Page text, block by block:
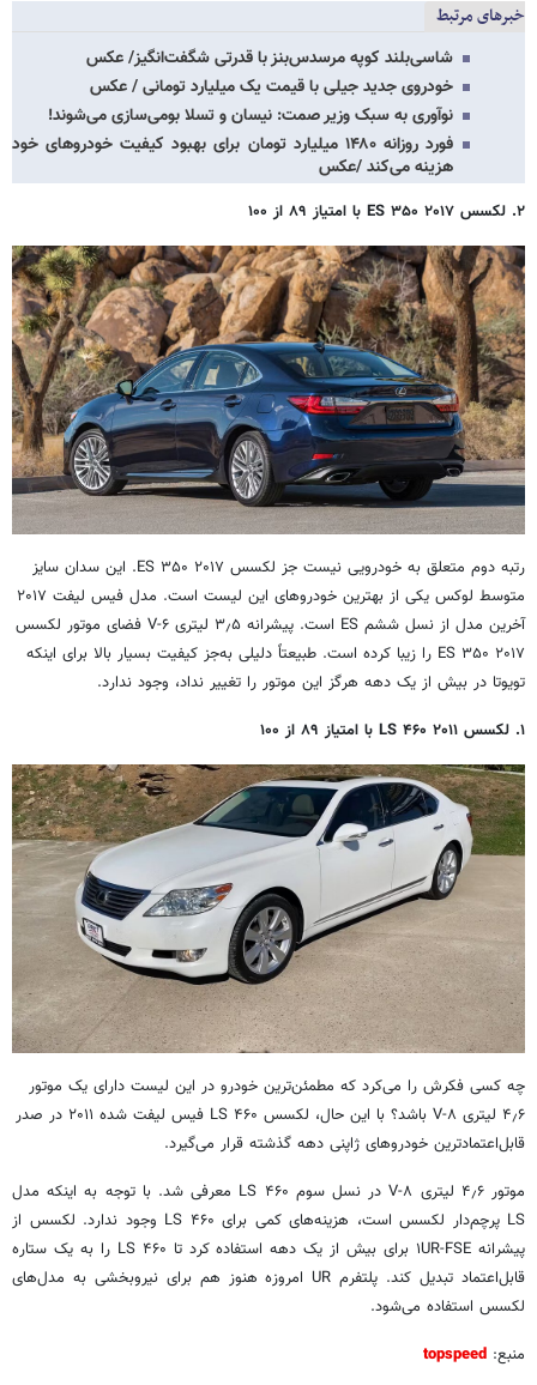
خبرهای مرتبط
شاسی‌بلند کوپه مرسدس‌بنز با قدرتی شگفت‌انگیز/ عکس
خودروی جدید جیلی با قیمت یک میلیارد تومانی / عکس
نوآوری‌ به سبک وزیر صمت: نیسان و تسلا بومی‌سازی می‌شوند!
فورد روزانه ۱۴۸۰ میلیارد تومان برای بهبود کیفیت خودروهای خود
هزینه می‌کند /عکس
۲. لکسس ES ۳۵۰ ۲۰۱۷ با امتیاز ۸۹ از ۱۰۰
رتبه دوم متعلق به خودرویی نیست جز لکسس ES ۳۵۰ ۲۰۱۷. این سدان سایز
متوسط لوکس یکی از بهترین خودروهای این لیست است. مدل فیس لیفت ۲۰۱۷
آخرین مدل از نسل ششم ES است. پیشرانه ۳٫۵ لیتری V-۶ فضای موتور لکسس
ES ۳۵۰ ۲۰۱۷ را زیبا کرده است. طبیعتاً دلیلی به‌جز کیفیت بسیار بالا برای اینکه
تویوتا در بیش از یک دهه هرگز این موتور را تغییر نداد، وجود ندارد.
۱. لکسس LS ۴۶۰ ۲۰۱۱ با امتیاز ۸۹ از ۱۰۰
چه کسی فکرش را می‌کرد که مطمئن‌ترین خودرو در این لیست دارای یک موتور
۴٫۶ لیتری V-۸ باشد؟ با این حال، لکسس LS ۴۶۰ فیس لیفت شده ۲۰۱۱ در صدر
قابل‌اعتمادترین خودروهای ژاپنی دهه گذشته قرار می‌گیرد.
موتور ۴٫۶ لیتری V-۸ در نسل سوم LS ۴۶۰ معرفی شد. با توجه به اینکه مدل
LS پرچم‌دار لکسس است، هزینه‌های کمی برای LS ۴۶۰ وجود ندارد. لکسس از
پیشرانه ۱UR-FSE برای بیش از یک دهه استفاده کرد تا LS ۴۶۰ را به یک ستاره
قابل‌اعتماد تبدیل کند. پلتفرم UR امروزه هنوز هم برای نیروبخشی به مدل‌های
لکسس استفاده می‌شود.
منبع: topspeed